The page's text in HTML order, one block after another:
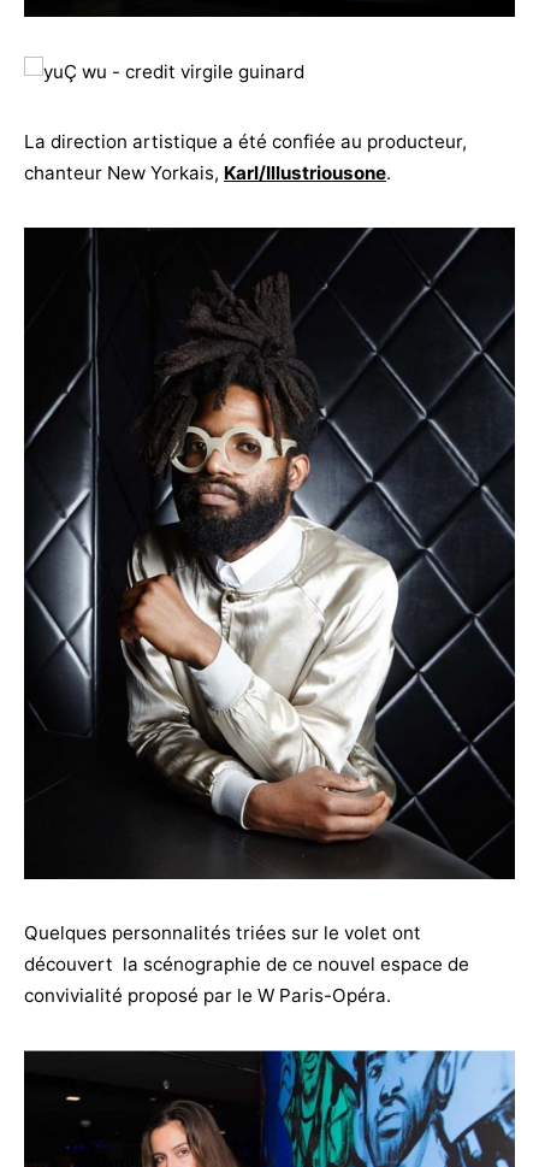
La direction artistique a été confiée au producteur,
chanteur New Yorkais, Karl/Illustriousone.
Quelques personnalités triées sur le volet ont
découvert la scénographie de ce nouvel espace de
convivialité proposé par le W Paris-Opéra.